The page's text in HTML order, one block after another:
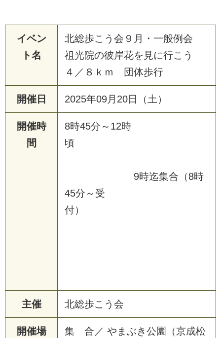
イベン
ト名
北総歩こう会９月・一般例会
祖光院の彼岸花を見に行こう
４／８ｋｍ 団体歩行
開催日 2025年09月20日（土）
開催時
間
8時45分～12時
頃
9時迄集合（8時
45分～受
付）
主催 北総歩こう会
開催場
集 合／ やまぶき公園（京成松